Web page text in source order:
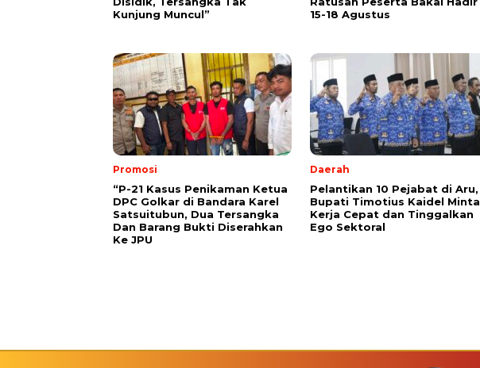
Kunjung Muncul”
15-18 Agustus
Promosi
“P-21 Kasus Penikaman Ketua
DPC Golkar di Bandara Karel
Satsuitubun, Dua Tersangka
Dan Barang Bukti Diserahkan
Ke JPU
Daerah
Pelantikan 10 Pejabat di Aru,
Bupati Timotius Kaidel Minta
Kerja Cepat dan Tinggalkan
Ego Sektoral